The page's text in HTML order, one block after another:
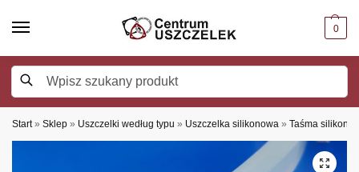
0
Start » Sklep » Uszczelki według typu » Uszczelka silikonowa » Taśma